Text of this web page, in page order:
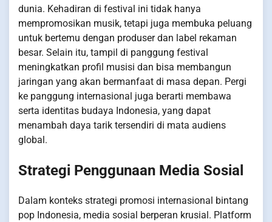
dunia. Kehadiran di festival ini tidak hanya
mempromosikan musik, tetapi juga membuka peluang
untuk bertemu dengan produser dan label rekaman
besar. Selain itu, tampil di panggung festival
meningkatkan profil musisi dan bisa membangun
jaringan yang akan bermanfaat di masa depan. Pergi
ke panggung internasional juga berarti membawa
serta identitas budaya Indonesia, yang dapat
menambah daya tarik tersendiri di mata audiens
global.
Strategi Penggunaan Media Sosial
Dalam konteks strategi promosi internasional bintang
pop Indonesia, media sosial berperan krusial. Platform